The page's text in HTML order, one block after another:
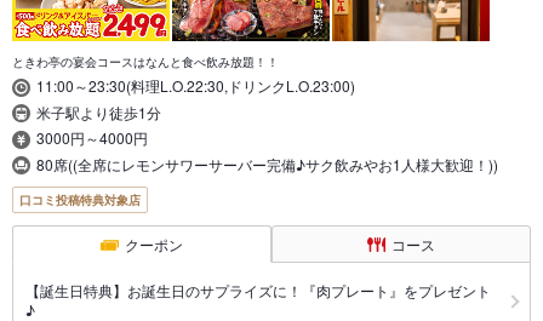
ときわ亭の宴会コースはなんと食べ飲み放題！！
11:00～23:30(料理L.O.22:30,ドリンクL.O.23:00)
米子駅より徒歩1分
3000円～4000円
80席((全席にレモンサワーサーバー完備♪サク飲みやお1人様大歓迎！))
口コミ投稿特典対象店
クーポン コース
【誕生日特典】お誕生日のサプライズに！『肉プレート』をプレゼント
♪